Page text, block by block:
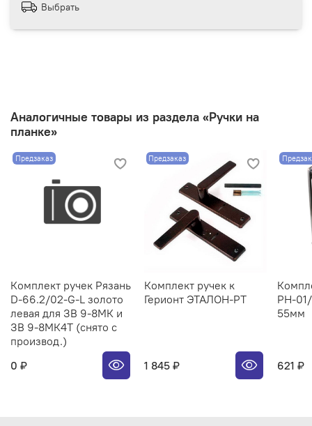
Выбрать
Аналогичные товары из раздела «Ручки на
планке»
Предзаказ
Комплект ручек Рязань
D-66.2/02-G-L золото
левая для ЗВ 9-8МК и
ЗВ 9-8МК4Т (снято с
производ.)
0 ₽
Предзаказ
Комплект ручек к
Герионт ЭТАЛОН-РТ
1 845 ₽
PH-
55мм
621 ₽